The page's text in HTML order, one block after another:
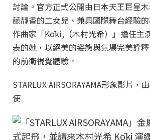
討論。官方正式公開由日本天王巨星
藤靜香的二女兒、兼具國際舞台經驗
作曲家「Kōki,（木村光希）」擔任主
表的她，以絕美的姿態與氣場完美詮釋
的前衛視覺體驗。
STARLUX AIRSORAYAMA形象影片，
使